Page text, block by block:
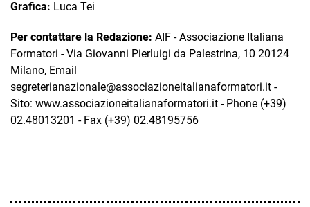
Grafica: Luca Tei
Per contattare la Redazione: AIF - Associazione Italiana
Formatori - Via Giovanni Pierluigi da Palestrina, 10 20124
Milano, Email
segreterianazionale@associazioneitalianaformatori.it -
Sito: www.associazioneitalianaformatori.it - Phone (+39)
02.48013201 - Fax (+39) 02.48195756